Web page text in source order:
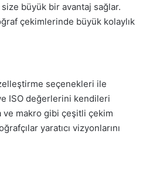
büyük bir avantaj sağlar.
çekimlerinde büyük kolaylık
seçenekleri ile
ISO değerlerini kendileri
ve makro gibi çeşitli çekim
yaratıcı vizyonlarını